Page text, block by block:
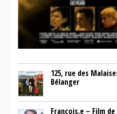
125, rue des
Bélanger
François.e – Film